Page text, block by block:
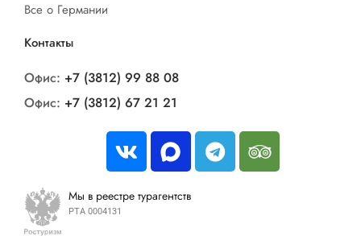
Все о Германии
Контакты
Офис: +7 (3812) 99 88 08
Офис: +7 (3812) 67 21 21
Мы в реестре турагентств
РТА 0004131